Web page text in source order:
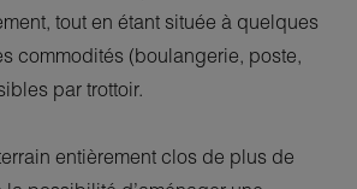
tout en étant située à quelques
commodités (boulangerie, poste,
par trottoir.
entièrement clos de plus de